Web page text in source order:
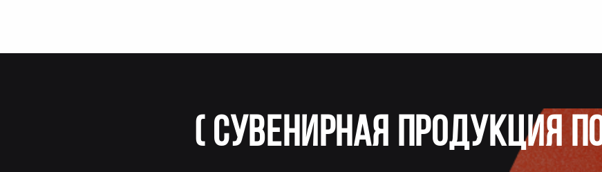
( Сувенирная продукция